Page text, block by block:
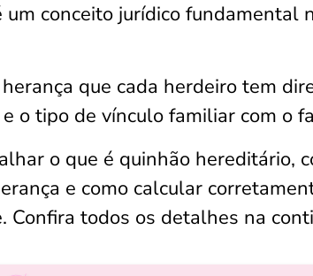
um conceito jurídico fundamental
que cada herdeiro tem
o tipo de vínculo familiar com o
o que é quinhão hereditário,
e como calcular
Confira todos os detalhes na